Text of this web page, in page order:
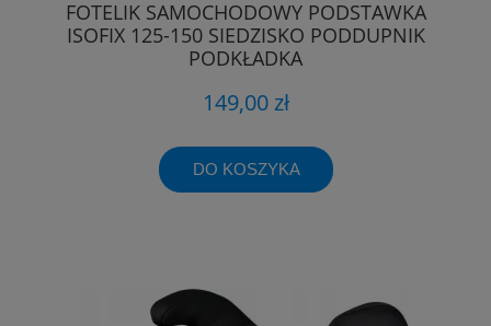
FOTELIK SAMOCHODOWY PODSTAWKA
ISOFIX 125-150 SIEDZISKO PODDUPNIK
PODKŁADKA
149,00 zł
DO KOSZYKA